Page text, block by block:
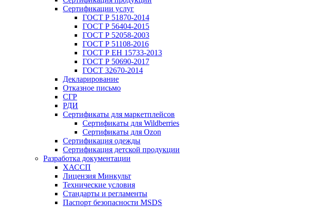
Сертификации услуг
ГОСТ Р 51870-2014
ГОСТ Р 56404-2015
ГОСТ Р 52058-2003
ГОСТ Р 51108-2016
ГОСТ Р ЕН 15733-2013
ГОСТ Р 50690-2017
ГОСТ 32670-2014
Декларирование
Отказное письмо
СГР
РДИ
Сертификаты для маркетплейсов
Сертификаты для Wildberries
Сертификаты для Ozon
Сертификация одежды
Сертификация детской продукции
Разработка документации
ХАССП
Лицензия Минкульт
Технические условия
Стандарты и регламенты
Паспорт безопасности MSDS